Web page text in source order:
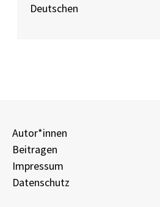
Deutschen
Autor*innen
Beitragen
Impressum
Datenschutz